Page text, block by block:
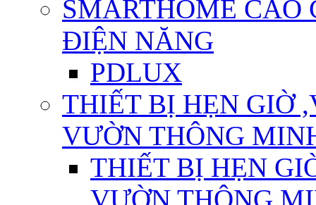
SMARTHOME CAO
ĐIỆN NĂNG
PDLUX
THIẾT BỊ HẸN GIỜ
VƯỜN THÔNG
THIẾT BỊ HẸN